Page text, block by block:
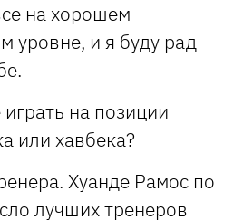
на хорошем
уровне, и я буду рад
на позиции
или хавбека?
Хуанде Рамос по
лучших тренеров